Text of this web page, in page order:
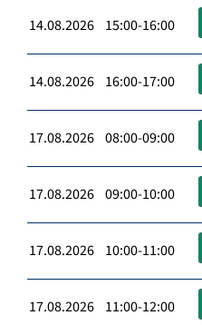
14.08.2026 15:00-16:00
14.08.2026 16:00-17:00
17.08.2026 08:00-09:00
17.08.2026 09:00-10:00
17.08.2026 10:00-11:00
17.08.2026 11:00-12:00